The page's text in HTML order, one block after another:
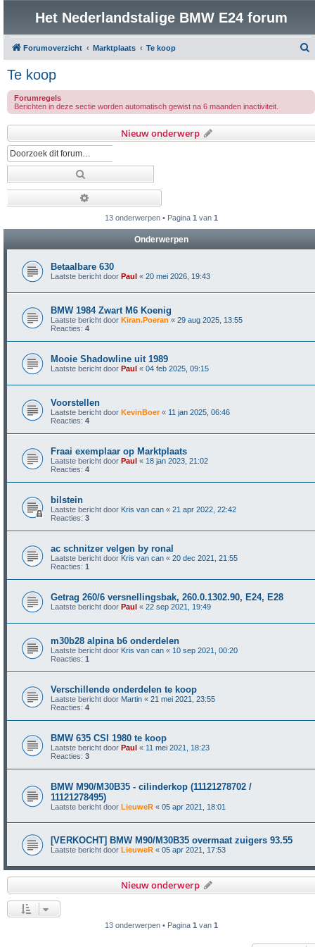
Het Nederlandstalige BMW E24 forum
Forumoverzicht Marktplaats Te koop
Te koop
Forumregels
Berichten in deze sectie worden automatisch gewist na 6 maanden inactiviteit.
Nieuw onderwerp
13 onderwerpen • Pagina 1 van 1
Onderwerpen
Betaalbare 630
Laatste bericht door Paul « 20 mei 2026, 19:43
BMW 1984 Zwart M6 Koenig
Laatste bericht door Kiran.Poeran « 29 aug 2025, 13:55
Reacties: 4
Mooie Shadowline uit 1989
Laatste bericht door Paul « 04 feb 2025, 09:15
Voorstellen
Laatste bericht door KevinBoer« 11 jan 2025, 06:46
Reacties: 4
Fraai exemplaar op Marktplaats
Laatste bericht door Paul « 18 jan 2023, 21:02
Reacties: 4
bilstein
Laatste bericht door Kris van can « 21 apr 2022, 22:42
Reacties: 3
ac schnitzer velgen by ronal
Laatste bericht door Kris van can « 20 dec 2021, 21:55
Reacties: 1
Getrag 260/6 versnellingsbak, 260.0.1302.90, E24, E28
Laatste bericht door Paul « 22 sep 2021, 19:49
m30b28 alpina b6 onderdelen
Laatste bericht door Kris van can « 10 sep 2021, 00:20
Reacties: 1
Verschillende onderdelen te koop
Laatste bericht door Martin « 21 mei 2021, 23:55
Reacties: 4
BMW 635 CSI 1980 te koop
Laatste bericht door Paul « 11 mei 2021, 18:23
Reacties: 3
BMW M90/M30B35 - cilinderkop (11121278702 /
11121278495)
Laatste bericht door LieuweR « 05 apr 2021, 18:01
[VERKOCHT] BMW M90/M30B35 overmaat zuigers 93.55
Laatste bericht door LieuweR « 05 apr 2021, 17:53
Nieuw onderwerp
13 onderwerpen • Pagina 1 van 1